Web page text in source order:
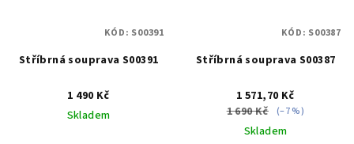
Stříbrná souprava S00391
1 490 Kč
Skladem
KÓD: S00391
Stříbrná souprava S00387
1 571,70 Kč
1 690 Kč (–7 %)
Skladem
KÓD: S00387